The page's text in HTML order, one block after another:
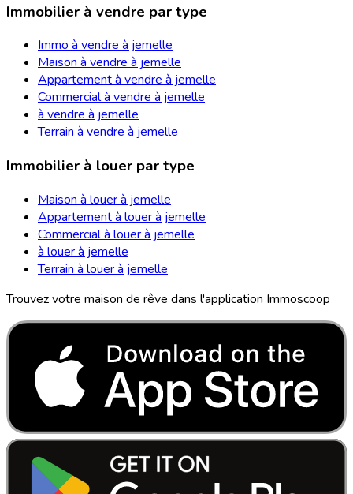
Immobilier à vendre par type
Immo à vendre à jemelle
Maison à vendre à jemelle
Appartement à vendre à jemelle
Commercial à vendre à jemelle
à vendre à jemelle
Terrain à vendre à jemelle
Immobilier à louer par type
Maison à louer à jemelle
Appartement à louer à jemelle
Commercial à louer à jemelle
à louer à jemelle
Terrain à louer à jemelle
Trouvez votre maison de rêve dans l'application Immoscoop